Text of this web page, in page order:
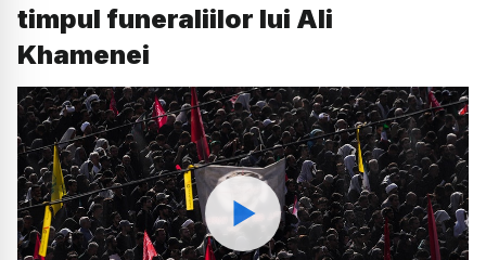
timpul funeraliilor lui Ali
Khamenei
Watch